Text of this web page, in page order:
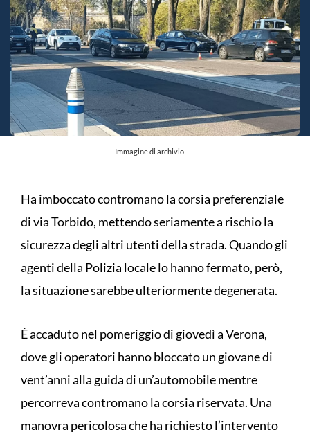
Immagine di archivio
Ha imboccato contromano la corsia preferenziale
di via Torbido, mettendo seriamente a rischio la
sicurezza degli altri utenti della strada. Quando gli
agenti della Polizia locale lo hanno fermato, però,
la situazione sarebbe ulteriormente degenerata.
È accaduto nel pomeriggio di giovedì a Verona,
dove gli operatori hanno bloccato un giovane di
vent’anni alla guida di un’automobile mentre
percorreva contromano la corsia riservata. Una
manovra pericolosa che ha richiesto l’intervento